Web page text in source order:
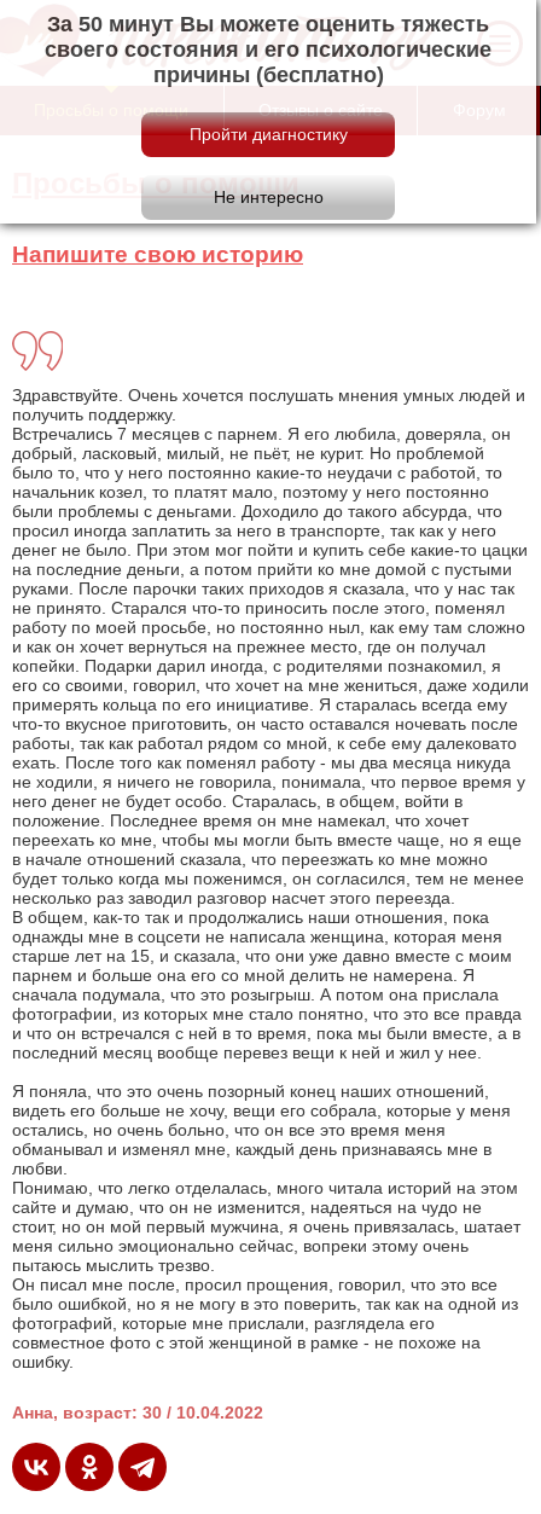
За 50 минут Вы можете оценить тяжесть
своего состояния и его психологические
причины (бесплатно)
Просьбы о помощи Отзывы о сайте
Просьбы о помощи
Напишите свою историю
Здравствуйте. Очень хочется послушать мнения умных людей и
получить поддержку.
Встречались 7 месяцев с парнем. Я его любила, доверяла, он
добрый, ласковый, милый, не пьёт, не курит. Но проблемой
было то, что у него постоянно какие-то неудачи с работой, то
начальник козел, то платят мало, поэтому у него постоянно
были проблемы с деньгами. Доходило до такого абсурда, что
просил иногда заплатить за него в транспорте, так как у него
денег не было. При этом мог пойти и купить себе какие-то цацки
на последние деньги, а потом прийти ко мне домой с пустыми
руками. После парочки таких приходов я сказала, что у нас так
не принято. Старался что-то приносить после этого, поменял
работу по моей просьбе, но постоянно ныл, как ему там сложно
и как он хочет вернуться на прежнее место, где он получал
копейки. Подарки дарил иногда, с родителями познакомил, я
его со своими, говорил, что хочет на мне жениться, даже ходили
примерять кольца по его инициативе. Я старалась всегда ему
что-то вкусное приготовить, он часто оставался ночевать после
работы, так как работал рядом со мной, к себе ему далековато
ехать. После того как поменял работу - мы два месяца никуда
не ходили, я ничего не говорила, понимала, что первое время у
него денег не будет особо. Старалась, в общем, войти в
положение. Последнее время он мне намекал, что хочет
переехать ко мне, чтобы мы могли быть вместе чаще, но я еще
в начале отношений сказала, что переезжать ко мне можно
будет только когда мы поженимся, он согласился, тем не менее
несколько раз заводил разговор насчет этого переезда.
В общем, как-то так и продолжались наши отношения, пока
однажды мне в соцсети не написала женщина, которая меня
старше лет на 15, и сказала, что они уже давно вместе с моим
парнем и больше она его со мной делить не намерена. Я
сначала подумала, что это розыгрыш. А потом она прислала
фотографии, из которых мне стало понятно, что это все правда
и что он встречался с ней в то время, пока мы были вместе, а в
последний месяц вообще перевез вещи к ней и жил у нее.
Я поняла, что это очень позорный конец наших отношений,
видеть его больше не хочу, вещи его собрала, которые у меня
остались, но очень больно, что он все это время меня
обманывал и изменял мне, каждый день признаваясь мне в
любви.
Понимаю, что легко отделалась, много читала историй на этом
сайте и думаю, что он не изменится, надеяться на чудо не
стоит, но он мой первый мужчина, я очень привязалась, шатает
меня сильно эмоционально сейчас, вопреки этому очень
пытаюсь мыслить трезво.
Он писал мне после, просил прощения, говорил, что это все
было ошибкой, но я не могу в это поверить, так как на одной из
фотографий, которые мне прислали, разглядела его
совместное фото с этой женщиной в рамке - не похоже на
ошибку.
Анна, возраст: 30 / 10.04.2022